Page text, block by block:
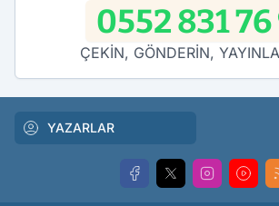
0552 831 76
ÇEKİN, GÖNDERİN,
YAZARLAR